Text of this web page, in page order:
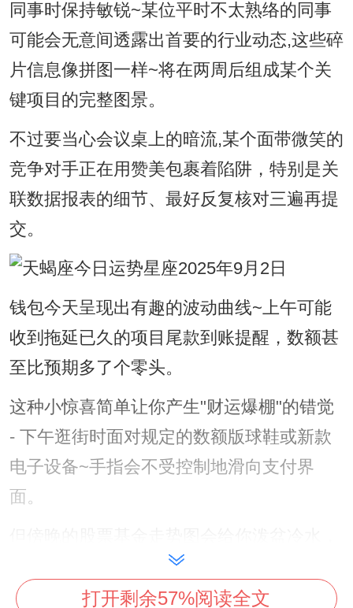
同事时保持敏锐~某位平时不太熟络的同事
可能会无意间透露出首要的行业动态,这些碎
片信息像拼图一样~将在两周后组成某个关
键项目的完整图景。
不过要当心会议桌上的暗流,某个面带微笑的
竞争对手正在用赞美包裹着陷阱，特别是关
联数据报表的细节、最好反复核对三遍再提
交。
钱包今天呈现出有趣的波动曲线~上午可能
收到拖延已久的项目尾款到账提醒，数额甚
至比预期多了个零头。
这种小惊喜简单让你产生"财运爆棚"的错觉
- 下午逛街时面对规定的数额版球鞋或新款
电子设备~手指会不受控制地滑向支付界
面。
那些看似稳健的蓝筹股可能冷不丁跳水。建
议把冲动消费的预算控制在早餐奶茶钱范围
打开剩余57%阅读全文